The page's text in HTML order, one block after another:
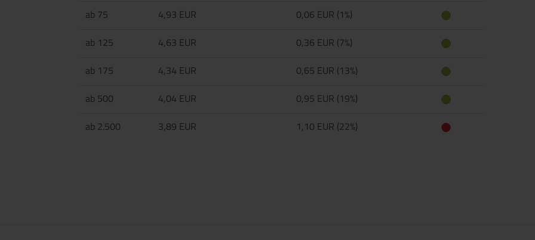
ab 75
4,93 EUR
0,06 EUR (1%)
ab 125
4,63 EUR
0,36 EUR (7%)
ab 175
4,34 EUR
0,65 EUR (13%)
ab 500
4,04 EUR
0,95 EUR (19%)
ab 2.500
3,89 EUR 1,10 EUR (22%)